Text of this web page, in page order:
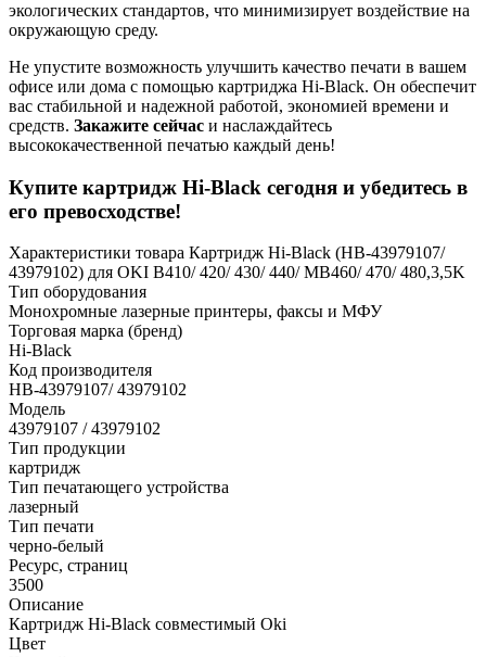
экологических стандартов, что минимизирует воздействие на
окружающую среду.
Не упустите возможность улучшить качество печати в вашем
офисе или дома с помощью картриджа Hi-Black. Он обеспечит
вас стабильной и надежной работой, экономией времени и
средств. Закажите сейчас и наслаждайтесь
высококачественной печатью каждый день!
Купите картридж Hi-Black сегодня и убедитесь в
его превосходстве!
Характеристики товара Картридж Hi-Black (HB-43979107/
43979102) для OKI B410/ 420/ 430/ 440/ MB460/ 470/ 480,3,5K
Тип оборудования
Монохромные лазерные принтеры, факсы и МФУ
Торговая марка (бренд)
Hi-Black
Код производителя
HB-43979107/ 43979102
Модель
43979107 / 43979102
Тип продукции
картридж
Тип печатающего устройства
лазерный
Тип печати
черно-белый
Ресурс, страниц
3500
Описание
Картридж Hi-Black совместимый Oki
Цвет